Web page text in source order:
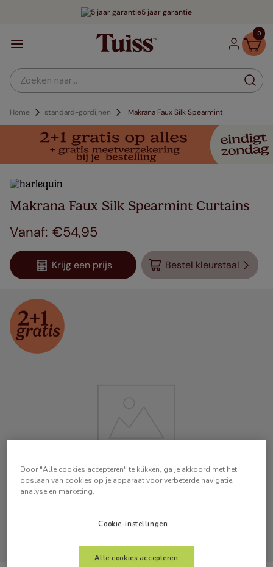
5 jaar garantie
0
Zoeken naar...
Home standard-gordijnen Makrana Faux Silk Spearmint
Makrana Faux Silk Spearmint Curtains
€54,95
Krijg een prijs Bestel kleurstaal
Door "Alle cookies accepteren" te klikken, ga je akkoord met het
opslaan van cookies op je apparaat voor verbeterde navigatie,
analyse en marketing.
Cookie-instellingen
Alle cookies accepteren